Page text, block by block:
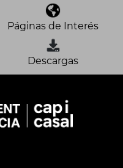
Páginas de Interés
Descargas